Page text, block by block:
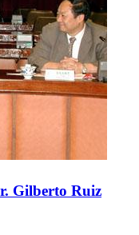
Gilberto Ruiz